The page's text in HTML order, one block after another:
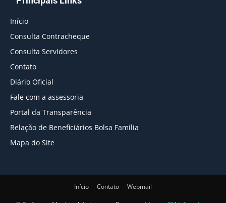
Início
Consulta Contracheque
Consulta Servidores
Contato
Diário Oficial
Fale com a assessoria
Portal da Transparência
Relação de Beneficiários Bolsa Família
Mapa do Site
Início Contato Webmail